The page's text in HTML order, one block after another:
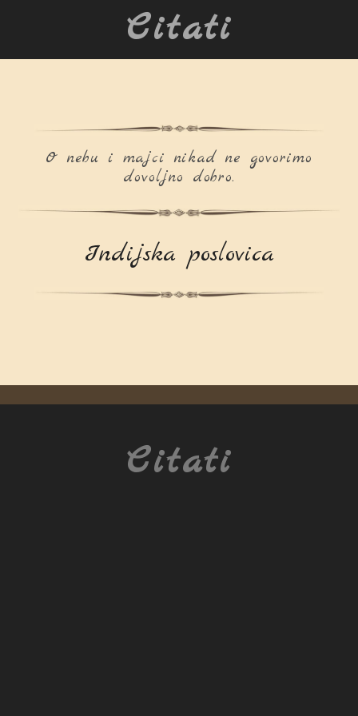
Citati
O nebu i majci nikad ne govorimo
dovoljno dobro.
Indijska poslovica
Citati